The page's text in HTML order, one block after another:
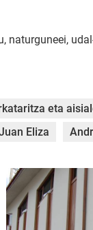
eta
Eliza
DSC_0036.jpg